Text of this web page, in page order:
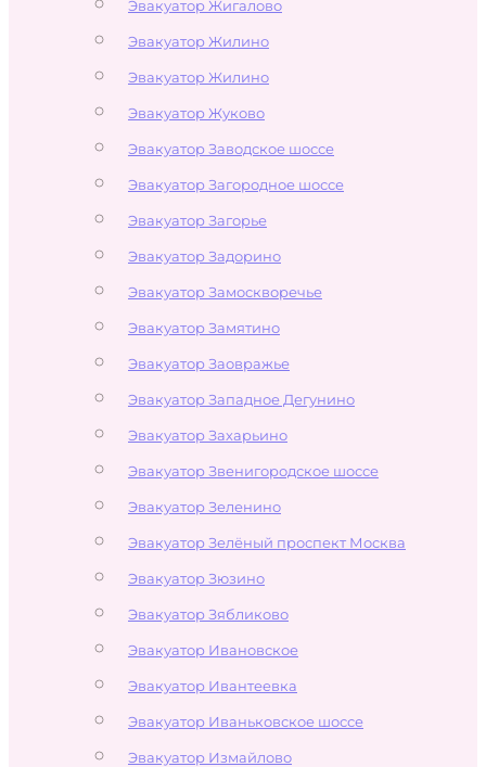
Эвакуатор Жигалово
Эвакуатор Жилино
Эвакуатор Жилино
Эвакуатор Жуково
Эвакуатор Заводское шоссе
Эвакуатор Загородное шоссе
Эвакуатор Загорье
Эвакуатор Задорино
Эвакуатор Замоскворечье
Эвакуатор Замятино
Эвакуатор Заовражье
Эвакуатор Западное Дегунино
Эвакуатор Захарьино
Эвакуатор Звенигородское шоссе
Эвакуатор Зеленино
Эвакуатор Зелёный проспект Москва
Эвакуатор Зюзино
Эвакуатор Зябликово
Эвакуатор Ивановское
Эвакуатор Ивантеевка
Эвакуатор Иваньковское шоссе
Эвакуатор Измайлово